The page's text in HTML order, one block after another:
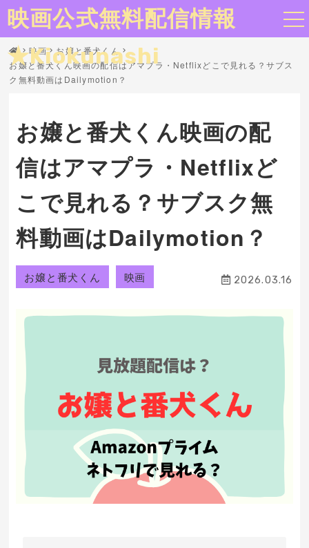
映画公式無料配信情報
★Kiokunashi
映画
お嬢と番犬くん
お嬢と番犬くん映画の配信はアマプラ・Netflixどこで見れる？サブス
ク無料動画はDailymotion？
お嬢と番犬くん映画の配
信はアマプラ・Netflixど
こで見れる？サブスク無
料動画はDailymotion？
お嬢と番犬くん 映画 2026.03.16